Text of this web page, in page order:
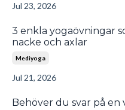
Jul 23, 2026
3 enkla yogaövningar
nacke och axlar
Mediyoga
Jul 21, 2026
Behöver du svar på en